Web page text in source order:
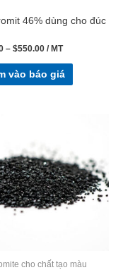
46% dùng cho đúc
– $550.00 / MT
vào báo giá
cho chất tạo màu